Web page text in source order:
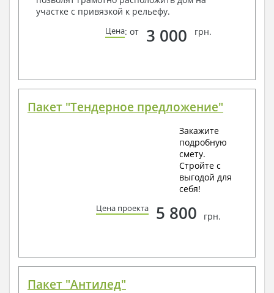
участке с привязкой к рельефу.
Цена: от 3 000 грн.
Пакет "Тендерное предложение"
Закажите
подробную
смету.
Стройте с
выгодой для
себя!
Цена проекта 5 800 грн.
Пакет "Антилед"